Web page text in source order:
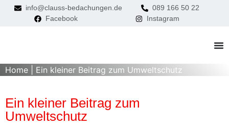
info@clauss-bedachungen.de
089 166 50 22
Facebook
Instagram
Home Ein kleiner Beitrag zum Umweltschutz
Ein kleiner Beitrag zum
Umweltschutz